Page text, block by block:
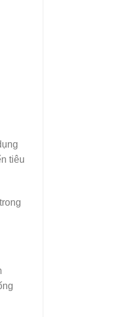
tiêu